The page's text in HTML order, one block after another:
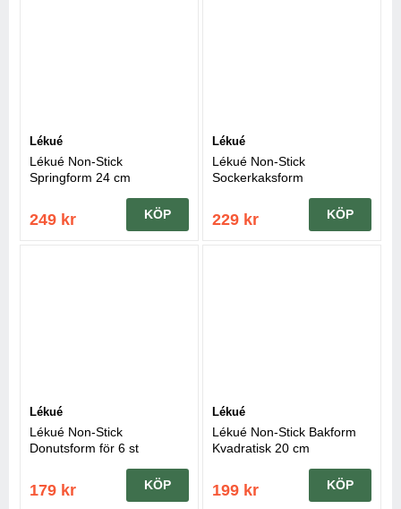
Lékué
Lékué Non-Stick
Springform 24 cm
249 kr KÖP
Lékué
Lékué Non-Stick
Sockerkaksform
229 kr KÖP
Lékué
Lékué Non-Stick
Donutsform för 6 st
179 kr KÖP
Lékué
Lékué Non-Stick Bakform
Kvadratisk 20 cm
199 kr KÖP